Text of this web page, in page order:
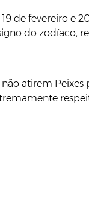
19 de fevereiro
do zodíaco,
não atirem Peixes